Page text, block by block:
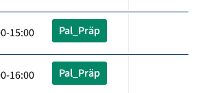
15:00 Pal_Präp
16:00 Pal_Präp